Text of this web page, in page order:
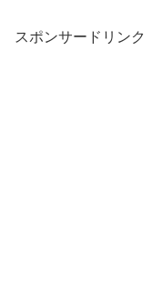
スポンサードリンク